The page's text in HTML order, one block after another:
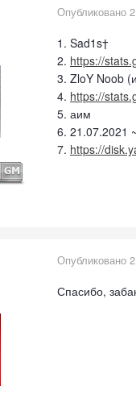
Опубликовано
1. Sad1s†
2. https://
3. ZloY Noob
4. https://
5. аим
6. 21.07.2021
7. https://
Опубликовано
Спасибо,